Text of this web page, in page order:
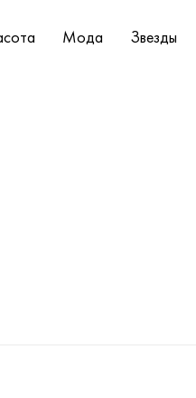
Мода Звезды